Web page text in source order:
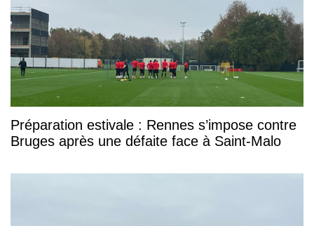
Préparation estivale : Rennes s’impose contre
Bruges après une défaite face à Saint-Malo